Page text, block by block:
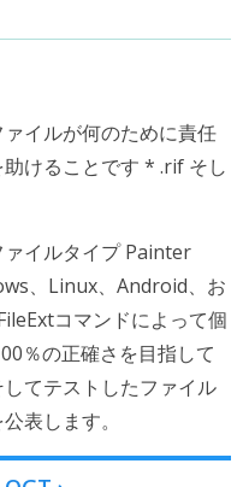
イルが何のために責任
けることです * .rif そし
イルタイプ Painter
、Linux、Android、お
コマンドによって個
％の正確さを目指して
てテストしたファイル
表します。